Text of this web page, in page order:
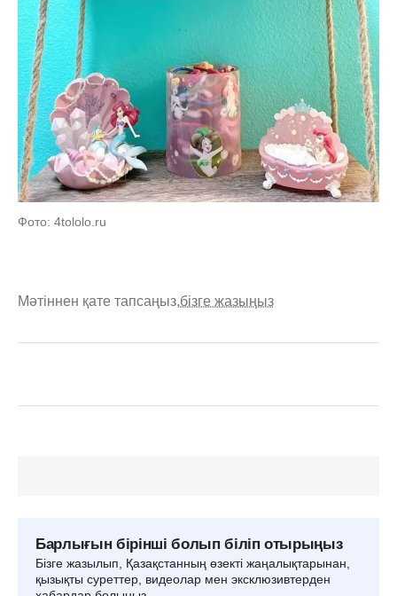
Фото: 4tololo.ru
Мәтіннен қате тапсаңыз,бізге жазыңыз
Барлығын бірінші болып біліп отырыңыз
Бізге жазылып, Қазақстанның өзекті жаңалықтарынан,
қызықты суреттер, видеолар мен эксклюзивтерден